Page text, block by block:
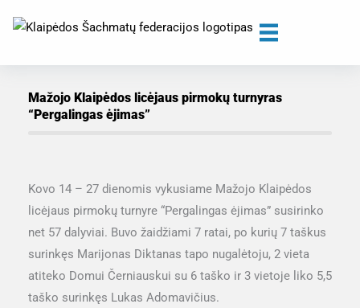
Mažojo Klaipėdos licėjaus pirmokų turnyras
“Pergalingas ėjimas”
Kovo 14 – 27 dienomis vykusiame Mažojo Klaipėdos
licėjaus pirmokų turnyre “Pergalingas ėjimas” susirinko
net 57 dalyviai. Buvo žaidžiami 7 ratai, po kurių 7 taškus
surinkęs Marijonas Diktanas tapo nugalėtoju, 2 vieta
atiteko Domui Černiauskui su 6 taško ir 3 vietoje liko 5,5
taško surinkęs Lukas Adomavičius.